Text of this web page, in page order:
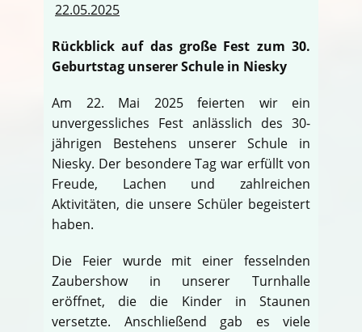
22.05.2025
Rückblick auf das große Fest zum 30.
Geburtstag unserer Schule in Niesky
Am 22. Mai 2025 feierten wir ein
unvergessliches Fest anlässlich des 30-
jährigen Bestehens unserer Schule in
Niesky. Der besondere Tag war erfüllt von
Freude, Lachen und zahlreichen
Aktivitäten, die unsere Schüler begeistert
haben.
Die Feier wurde mit einer fesselnden
Zaubershow in unserer Turnhalle
eröffnet, die die Kinder in Staunen
versetzte. Anschließend gab es viele